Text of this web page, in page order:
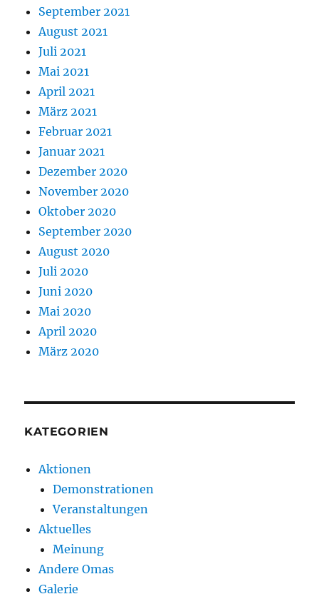
September 2021
August 2021
Juli 2021
Mai 2021
April 2021
März 2021
Februar 2021
Januar 2021
Dezember 2020
November 2020
Oktober 2020
September 2020
August 2020
Juli 2020
Juni 2020
Mai 2020
April 2020
März 2020
KATEGORIEN
Aktionen
Demonstrationen
Veranstaltungen
Aktuelles
Meinung
Andere Omas
Galerie